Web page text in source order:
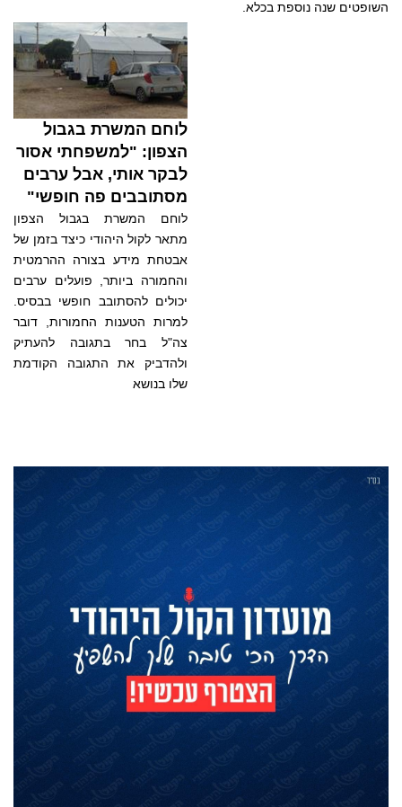
השופטים שנה נוספת בכלא.
לוחם המשרת בגבול
הצפון: "למשפחתי אסור
לבקר אותי, אבל ערבים
מסתובבים פה חופשי"
לוחם המשרת בגבול הצפון
מתאר לקול היהודי כיצד בזמן של
אבטחת מידע בצורה ההרמטית
והחמורה ביותר, פועלים ערבים
יכולים להסתובב חופשי בבסיס.
למרות הטענות החמורות, דובר
צה"ל בחר בתגובה להעתיק
ולהדביק את התגובה הקודמת
שלו בנושא